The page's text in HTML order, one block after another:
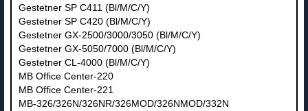
Gestetner SP C411 (Bl/M/C/Y)
Gestetner SP C420 (Bl/M/C/Y)
Gestetner GX-2500/3000/3050 (Bl/M/C/Y)
Gestetner GX-5050/7000 (Bl/M/C/Y)
Gestetner CL-4000 (Bl/M/C/Y)
MB Office Center-220
MB Office Center-221
МВ-326/326N/326NR/326MOD/326NMOD/332N